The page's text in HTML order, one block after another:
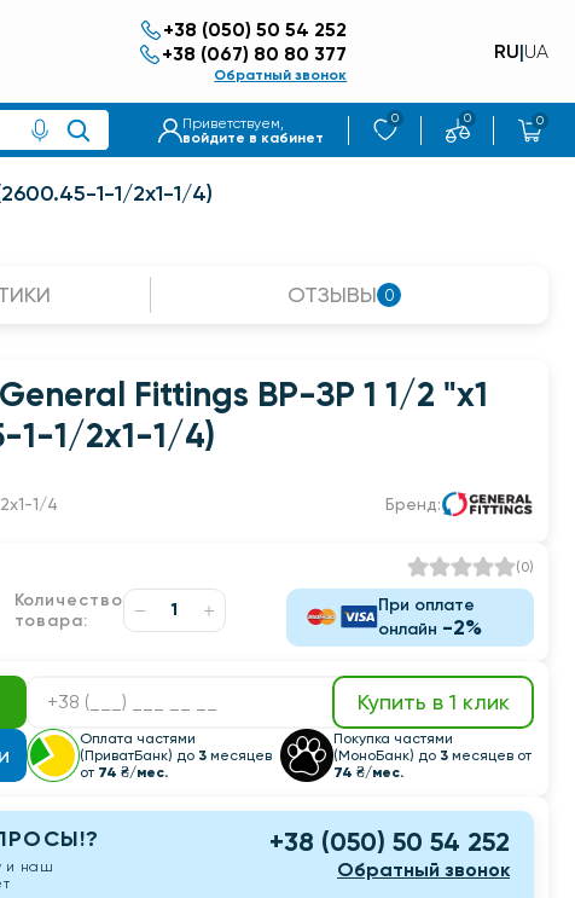
+38 (050) 50 54 252
+38 (067) 80 80 377
Обратный звонок
RU|UA
Приветствуем,
войдите в кабинет
0 0 0
1-1/2x1-1/4)
ОТЗЫВЫ 0
Fittings ВР-ЗР 1 1/2 "x1
1-1/2x1-1/4)
1/4 Бренд:
(0)
Количество
товара:
При оплате
онлайн -2%
Купить в 1 клик
Оплата частями
(ПриватБанк) до 3 месяцев
от 74 ₴/мес.
Покупка частями
(МоноБанк) до 3 месяцев от
74 ₴/мес.
и наш
+38 (050) 50 54 252
Обратный звонок